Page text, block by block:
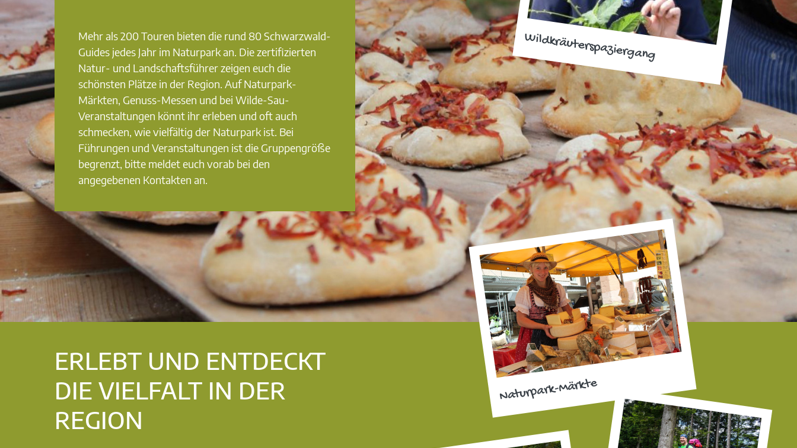
Wildkräuterspaziergang
Mehr als 200 Touren bieten die rund 80 Schwarzwald-
Guides jedes Jahr im Naturpark an. Die zertifizierten
Natur- und Landschaftsführer zeigen euch die
schönsten Plätze in der Region. Auf Naturpark-
Märkten, Genuss-Messen und bei Wilde-Sau-
Veranstaltungen könnt ihr erleben und oft auch
schmecken, wie vielfältig der Naturpark ist. Bei
Führungen und Veranstaltungen ist die Gruppengröße
begrenzt, bitte meldet euch vorab bei den
angegebenen Kontakten an.
ERLEBT UND ENTDECKT
DIE VIELFALT IN DER
REGION
Naturpark-Märkte